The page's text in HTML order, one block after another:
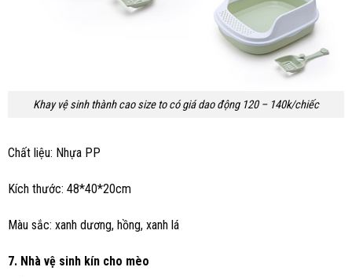
Khay vệ sinh thành cao size to có giá dao động 120 – 140k/chiếc
Chất liệu: Nhựa PP
Kích thước: 48*40*20cm
Màu sắc: xanh dương, hồng, xanh lá
7. Nhà vệ sinh kín cho mèo